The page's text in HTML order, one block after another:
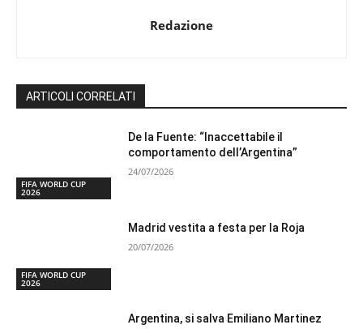
Redazione
ARTICOLI CORRELATI
FIFA WORLD CUP
2026
De la Fuente: “Inaccettabile il
comportamento dell’Argentina”
24/07/2026
FIFA WORLD CUP
2026
Madrid vestita a festa per la Roja
20/07/2026
Argentina, si salva Emiliano Martinez